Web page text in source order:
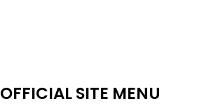
OFFICIAL SITE MENU